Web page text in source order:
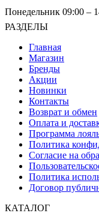
Понедельник 09:00 –
РАЗДЕЛЫ
Главная
Магазин
Бренды
Акции
Новинки
Контакты
Возврат и обмен
Оплата и
Программа
Политика
Согласие на
Политика
Договор
КАТАЛОГ